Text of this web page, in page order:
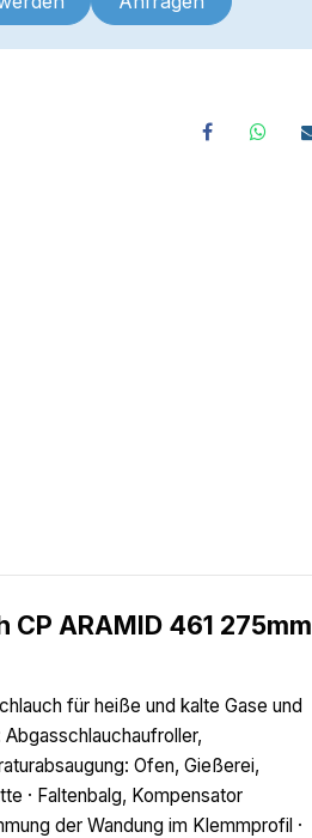
ARAMID 461 275mm
für heiße und kalte Gase und
Ofen, Gießerei,
· Faltenbalg, Kompensator
der Wandung im Klemmprofil ·